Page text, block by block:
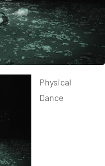
Physical
Dance